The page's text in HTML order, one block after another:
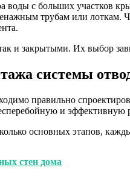
воды с больших участков
трубам или
и закрытыми. Их выбор
системы
правильно
и эффективную
основных этапов,
стен дома